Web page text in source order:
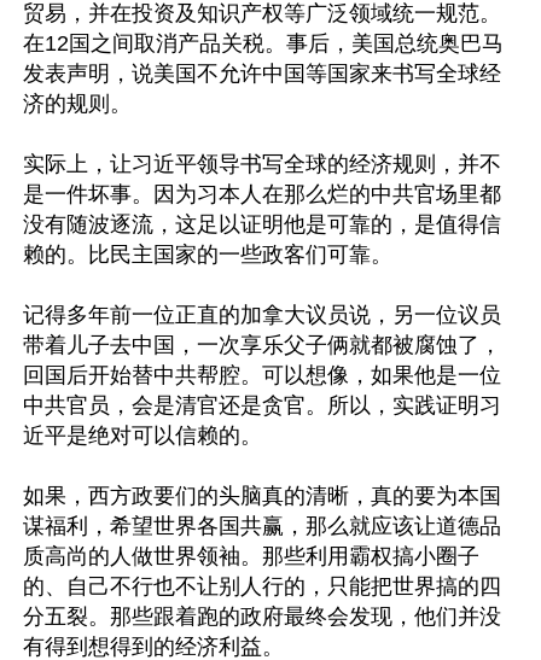
贸易，并在投资及知识产权等广泛领域统一规范。
在12国之间取消产品关税。事后，美国总统奥巴马
发表声明，说美国不允许中国等国家来书写全球经
济的规则。
实际上，让习近平领导书写全球的经济规则，并不
是一件坏事。因为习本人在那么烂的中共官场里都
没有随波逐流，这足以证明他是可靠的，是值得信
赖的。比民主国家的一些政客们可靠。
记得多年前一位正直的加拿大议员说，另一位议员
带着儿子去中国，一次享乐父子俩就都被腐蚀了，
回国后开始替中共帮腔。可以想像，如果他是一位
中共官员，会是清官还是贪官。所以，实践证明习
近平是绝对可以信赖的。
如果，西方政要们的头脑真的清晰，真的要为本国
谋福利，希望世界各国共赢，那么就应该让道德品
质高尚的人做世界领袖。那些利用霸权搞小圈子
的、自己不行也不让别人行的，只能把世界搞的四
分五裂。那些跟着跑的政府最终会发现，他们并没
有得到想得到的经济利益。